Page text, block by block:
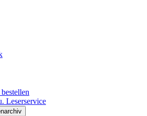
Leserservice